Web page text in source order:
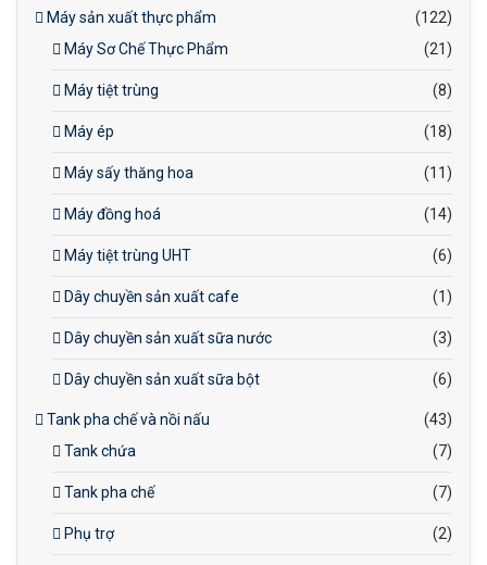
Máy sản xuất thực phẩm
(122)
Máy Sơ Chế Thực Phẩm
(21)
Máy tiệt trùng (8)
Máy ép (18)
Máy sấy thăng hoa (11)
Máy đồng hoá (14)
Máy tiệt trùng UHT (6)
Dây chuyền sản xuất cafe (1)
Dây chuyền sản xuất sữa nước (3)
Dây chuyền sản xuất sữa bột (6)
Tank pha chế và nồi nấu
(43)
Tank chứa
(7)
Tank pha chế (7)
Phụ trợ (2)